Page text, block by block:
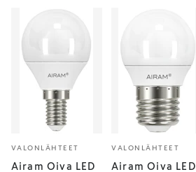
VALONLÄHTEET
Airam Oiva LED
VALONLÄHTEET
Airam Oiva LED